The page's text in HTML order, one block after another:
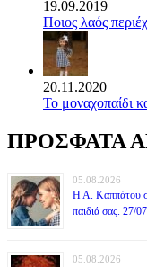
19.09.2019
Ποιος λαός
20.11.2020
Το μοναχοπαίδι
ΠΡΟΣΦΑΤΑ
05.08.2026
Η Α. Καππάτου
παιδιά σας. 27/
05.08.2026